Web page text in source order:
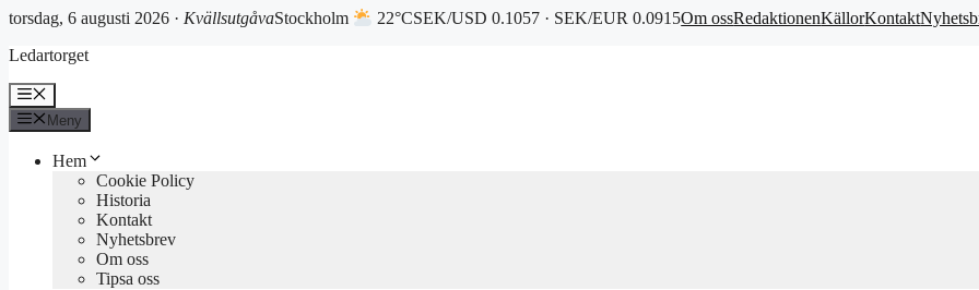
torsdag, 6 augusti 2026 · KvällsutgåvaStockholm 22°CSEK/USD 0.1057 · SEK/EUR 0.0915Om ossRedaktionenKällorKontakt
till
Ledartorget
Meny
Meny
Hem
Cookie Policy
Historia
Kontakt
Nyhetsbrev
Om oss
Tipsa oss